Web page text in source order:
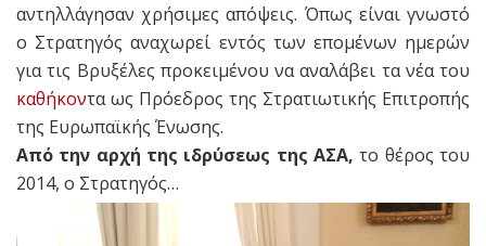
αντηλλάγησαν χρήσιμες απόψεις. Όπως είναι γνωστό
ο Στρατηγός αναχωρεί εντός των επομένων ημερών
για τις Βρυξέλες προκειμένου να αναλάβει τα νέα του
καθήκοντα ως Πρόεδρος της Στρατιωτικής Επιτροπής
της Ευρωπαϊκής Ένωσης.
Από την αρχή της ιδρύσεως της ΑΣΑ,το θέρος του
2014, ο Στρατηγός…